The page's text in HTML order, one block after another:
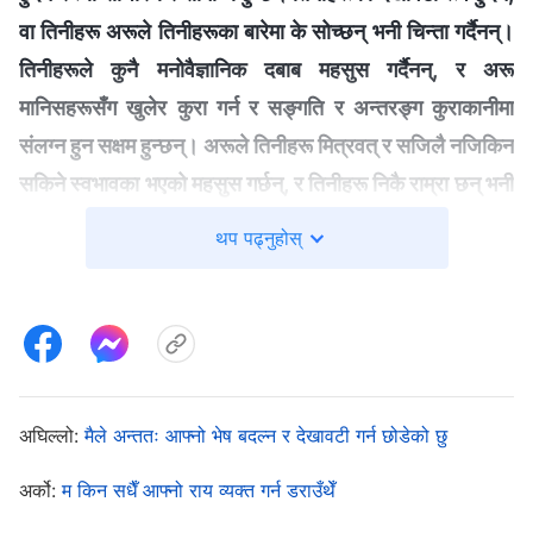
वा तिनीहरू अरूले तिनीहरूका बारेमा के सोच्छन् भनी चिन्ता गर्दैनन्।
तिनीहरूले कुनै मनोवैज्ञानिक दबाब महसुस गर्दैनन्, र अरू
मानिसहरूसँग खुलेर कुरा गर्न र सङ्गति र अन्तरङ्ग कुराकानीमा
संलग्न हुन सक्षम हुन्छन्। अरूले तिनीहरू मित्रवत् र सजिलै नजिकिन
सकिने स्वभावका भएको महसुस गर्छन्, र तिनीहरू निकै राम्रा छन् भनी
सोच्छन्। तर, तिनीहरू हैसियत प्राप्त गर्नेबित्तिकै, उच्‍च र शक्तिशाली
बन्छन्, साधारण मानिसहरूलाई बेवास्ता गर्छन्, तिनीहरूसँग कोही पनि
मानिसहरूभन्दा फरक वर्गको हुँ भन्‍ने ठान्छन्। तिनीहरू साधारण
त्यसउप्रान्त खुला रूपमा सङ्गति गर्न छोड्छन्? तिनीहरूलाई
आफूसँग अब हैसियत छ, र आफू अगुवा हुँ भन्‍ने लाग्छ। तिनीहरू
थप पढ्नुहोस्
अघिल्लो:मैले अन्ततः आफ्नो भेष बदल्न र देखावटी गर्न छोडेको छु
अर्को:म किन सधैँ आफ्नो राय व्यक्त गर्न डराउँथेँ